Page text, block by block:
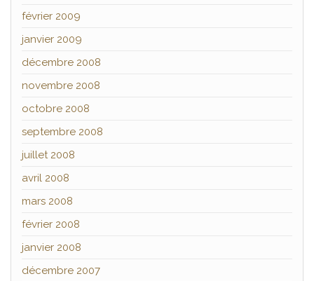
février 2009
janvier 2009
décembre 2008
novembre 2008
octobre 2008
septembre 2008
juillet 2008
avril 2008
mars 2008
février 2008
janvier 2008
décembre 2007